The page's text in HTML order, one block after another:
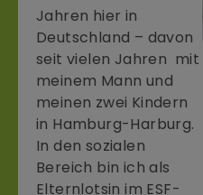
Jahren hier in
Deutschland – davon
seit vielen Jahren mit
meinem Mann und
meinen zwei Kindern
in Hamburg-Harburg.
In den sozialen
Bereich bin ich als
Elternlotsin im ESF-